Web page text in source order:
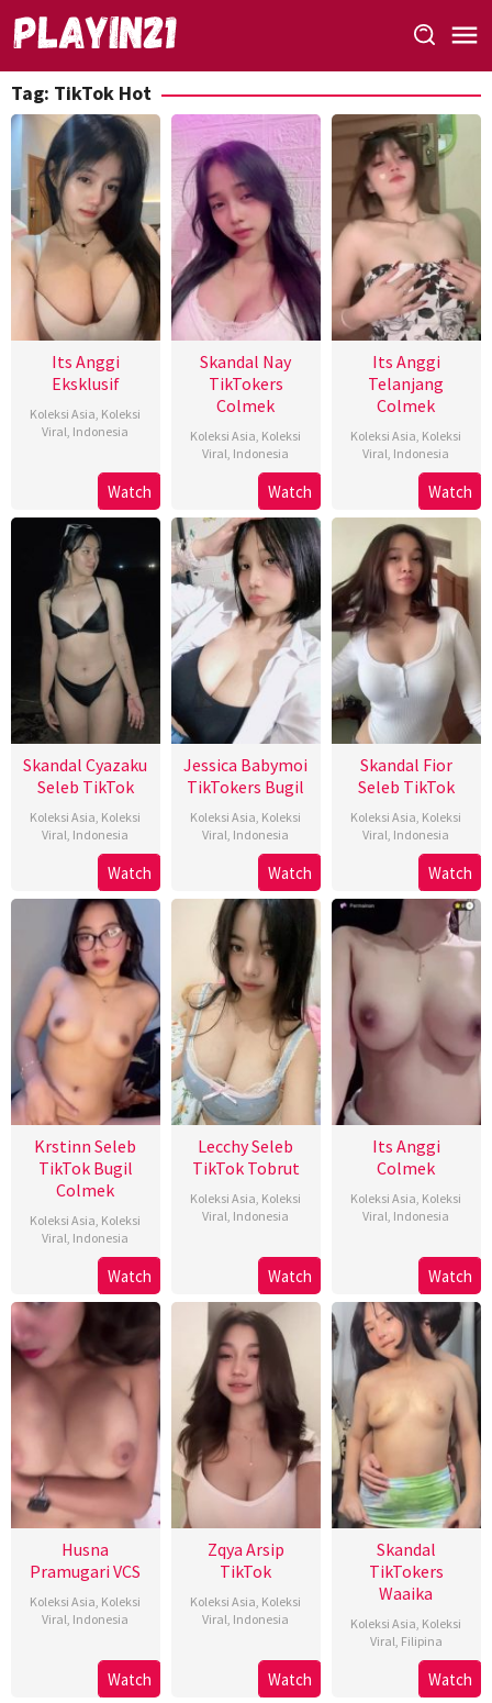
Skip
to
Tag: TikTok Hot
Its Anggi
Eksklusif
Koleksi Asia Koleksi
Viral Indonesia
Watch
Skandal Nay
TikTokers
Colmek
Koleksi Asia Koleksi
Viral Indonesia
Watch
Its Anggi
Telanjang
Colmek
Koleksi Asia Koleksi
Viral Indonesia
Watch
Skandal Cyazaku
Seleb TikTok
Koleksi Asia Koleksi
Viral Indonesia
Watch
Jessica Babymoi
TikTokers Bugil
Koleksi Asia Koleksi
Viral Indonesia
Watch
Skandal Fior
Seleb TikTok
Koleksi Asia Koleksi
Viral Indonesia
Watch
Krstinn Seleb
TikTok Bugil
Colmek
Koleksi Asia Koleksi
Viral Indonesia
Watch
Lecchy Seleb
TikTok Tobrut
Koleksi Asia Koleksi
Viral Indonesia
Watch
Its Anggi
Colmek
Koleksi Asia Koleksi
Viral Indonesia
Watch
Husna
Pramugari VCS
Koleksi Asia Koleksi
Viral Indonesia
Watch
Zqya Arsip
TikTok
Koleksi Asia Koleksi
Viral Indonesia
Watch
Skandal
TikTokers
Waaika
Koleksi Asia Koleksi
Viral Filipina
Watch